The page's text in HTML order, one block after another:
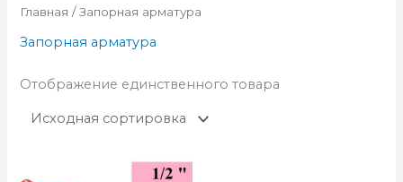
Главная / Запорная арматура
Запорная арматура
Отображение единственного товара